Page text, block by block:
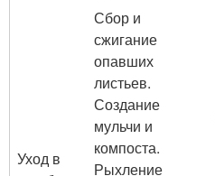
Уход в
Сбор и
сжигание
опавших
листьев.
Создание
мульчи и
компоста.
Рыхление